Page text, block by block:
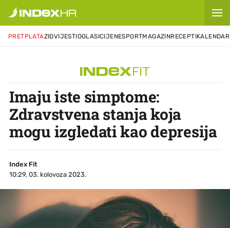
PRETPLATAZIDVIJESTIOGLASICIJENESPORTMAGAZINRECEPTIKALENDAR
Imaju iste simptome:
Zdravstvena stanja koja
mogu izgledati kao depresija
Index Fit
10:29, 03. kolovoza 2023.